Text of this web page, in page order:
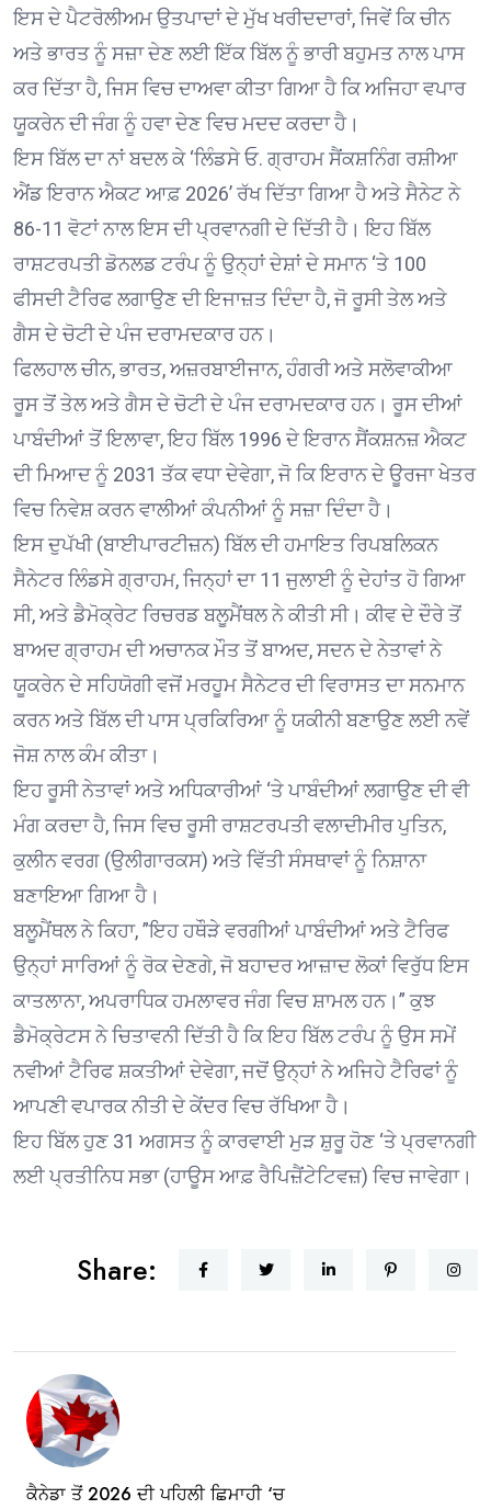
ਇਸ ਦੇ ਪੈਟਰੋਲੀਅਮ ਉਤਪਾਦਾਂ ਦੇ ਮੁੱਖ ਖਰੀਦਦਾਰਾਂ, ਜਿਵੇਂ ਕਿ ਚੀਨ
ਅਤੇ ਭਾਰਤ ਨੂੰ ਸਜ਼ਾ ਦੇਣ ਲਈ ਇੱਕ ਬਿੱਲ ਨੂੰ ਭਾਰੀ ਬਹੁਮਤ ਨਾਲ ਪਾਸ
ਕਰ ਦਿੱਤਾ ਹੈ, ਜਿਸ ਵਿਚ ਦਾਅਵਾ ਕੀਤਾ ਗਿਆ ਹੈ ਕਿ ਅਜਿਹਾ ਵਪਾਰ
ਯੂਕਰੇਨ ਦੀ ਜੰਗ ਨੂੰ ਹਵਾ ਦੇਣ ਵਿਚ ਮਦਦ ਕਰਦਾ ਹੈ।
ਇਸ ਬਿੱਲ ਦਾ ਨਾਂ ਬਦਲ ਕੇ ‘ਲਿੰਡਸੇ ਓ. ਗ੍ਰਾਹਮ ਸੈਂਕਸ਼ਨਿੰਗ ਰਸ਼ੀਆ
ਐਂਡ ਇਰਾਨ ਐਕਟ ਆਫ਼ 2026’ ਰੱਖ ਦਿੱਤਾ ਗਿਆ ਹੈ ਅਤੇ ਸੈਨੇਟ ਨੇ
86-11 ਵੋਟਾਂ ਨਾਲ ਇਸ ਦੀ ਪ੍ਰਵਾਨਗੀ ਦੇ ਦਿੱਤੀ ਹੈ। ਇਹ ਬਿੱਲ
ਰਾਸ਼ਟਰਪਤੀ ਡੋਨਲਡ ਟਰੰਪ ਨੂੰ ਉਨ੍ਹਾਂ ਦੇਸ਼ਾਂ ਦੇ ਸਮਾਨ ‘ਤੇ 100
ਫੀਸਦੀ ਟੈਰਿਫ ਲਗਾਉਣ ਦੀ ਇਜਾਜ਼ਤ ਦਿੰਦਾ ਹੈ, ਜੋ ਰੂਸੀ ਤੇਲ ਅਤੇ
ਗੈਸ ਦੇ ਚੋਟੀ ਦੇ ਪੰਜ ਦਰਾਮਦਕਾਰ ਹਨ।
ਫਿਲਹਾਲ ਚੀਨ, ਭਾਰਤ, ਅਜ਼ਰਬਾਈਜਾਨ, ਹੰਗਰੀ ਅਤੇ ਸਲੋਵਾਕੀਆ
ਰੂਸ ਤੋਂ ਤੇਲ ਅਤੇ ਗੈਸ ਦੇ ਚੋਟੀ ਦੇ ਪੰਜ ਦਰਾਮਦਕਾਰ ਹਨ। ਰੂਸ ਦੀਆਂ
ਪਾਬੰਦੀਆਂ ਤੋਂ ਇਲਾਵਾ, ਇਹ ਬਿੱਲ 1996 ਦੇ ਇਰਾਨ ਸੈਂਕਸ਼ਨਜ਼ ਐਕਟ
ਦੀ ਮਿਆਦ ਨੂੰ 2031 ਤੱਕ ਵਧਾ ਦੇਵੇਗਾ, ਜੋ ਕਿ ਇਰਾਨ ਦੇ ਊਰਜਾ ਖੇਤਰ
ਵਿਚ ਨਿਵੇਸ਼ ਕਰਨ ਵਾਲੀਆਂ ਕੰਪਨੀਆਂ ਨੂੰ ਸਜ਼ਾ ਦਿੰਦਾ ਹੈ।
ਇਸ ਦੁਪੱਖੀ (ਬਾਈਪਾਰਟੀਜ਼ਨ) ਬਿੱਲ ਦੀ ਹਮਾਇਤ ਰਿਪਬਲਿਕਨ
ਸੈਨੇਟਰ ਲਿੰਡਸੇ ਗ੍ਰਾਹਮ, ਜਿਨ੍ਹਾਂ ਦਾ 11 ਜੁਲਾਈ ਨੂੰ ਦੇਹਾਂਤ ਹੋ ਗਿਆ
ਸੀ, ਅਤੇ ਡੈਮੋਕ੍ਰੇਟ ਰਿਚਰਡ ਬਲੂਮੈਂਥਲ ਨੇ ਕੀਤੀ ਸੀ। ਕੀਵ ਦੇ ਦੌਰੇ ਤੋਂ
ਬਾਅਦ ਗ੍ਰਾਹਮ ਦੀ ਅਚਾਨਕ ਮੌਤ ਤੋਂ ਬਾਅਦ, ਸਦਨ ਦੇ ਨੇਤਾਵਾਂ ਨੇ
ਯੂਕਰੇਨ ਦੇ ਸਹਿਯੋਗੀ ਵਜੋਂ ਮਰਹੂਮ ਸੈਨੇਟਰ ਦੀ ਵਿਰਾਸਤ ਦਾ ਸਨਮਾਨ
ਕਰਨ ਅਤੇ ਬਿੱਲ ਦੀ ਪਾਸ ਪ੍ਰਕਿਰਿਆ ਨੂੰ ਯਕੀਨੀ ਬਣਾਉਣ ਲਈ ਨਵੇਂ
ਜੋਸ਼ ਨਾਲ ਕੰਮ ਕੀਤਾ।
ਇਹ ਰੂਸੀ ਨੇਤਾਵਾਂ ਅਤੇ ਅਧਿਕਾਰੀਆਂ ‘ਤੇ ਪਾਬੰਦੀਆਂ ਲਗਾਉਣ ਦੀ ਵੀ
ਮੰਗ ਕਰਦਾ ਹੈ, ਜਿਸ ਵਿਚ ਰੂਸੀ ਰਾਸ਼ਟਰਪਤੀ ਵਲਾਦੀਮੀਰ ਪੁਤਿਨ,
ਕੁਲੀਨ ਵਰਗ (ਉਲੀਗਾਰਕਸ) ਅਤੇ ਵਿੱਤੀ ਸੰਸਥਾਵਾਂ ਨੂੰ ਨਿਸ਼ਾਨਾ
ਬਣਾਇਆ ਗਿਆ ਹੈ।
ਬਲੂਮੈਂਥਲ ਨੇ ਕਿਹਾ, ”ਇਹ ਹਥੌੜੇ ਵਰਗੀਆਂ ਪਾਬੰਦੀਆਂ ਅਤੇ ਟੈਰਿਫ
ਉਨ੍ਹਾਂ ਸਾਰਿਆਂ ਨੂੰ ਰੋਕ ਦੇਣਗੇ, ਜੋ ਬਹਾਦਰ ਆਜ਼ਾਦ ਲੋਕਾਂ ਵਿਰੁੱਧ ਇਸ
ਕਾਤਲਾਨਾ, ਅਪਰਾਧਿਕ ਹਮਲਾਵਰ ਜੰਗ ਵਿਚ ਸ਼ਾਮਲ ਹਨ।” ਕੁਝ
ਡੈਮੋਕ੍ਰੇਟਸ ਨੇ ਚਿਤਾਵਨੀ ਦਿੱਤੀ ਹੈ ਕਿ ਇਹ ਬਿੱਲ ਟਰੰਪ ਨੂੰ ਉਸ ਸਮੇਂ
ਨਵੀਆਂ ਟੈਰਿਫ ਸ਼ਕਤੀਆਂ ਦੇਵੇਗਾ, ਜਦੋਂ ਉਨ੍ਹਾਂ ਨੇ ਅਜਿਹੇ ਟੈਰਿਫਾਂ ਨੂੰ
ਆਪਣੀ ਵਪਾਰਕ ਨੀਤੀ ਦੇ ਕੇਂਦਰ ਵਿਚ ਰੱਖਿਆ ਹੈ।
ਇਹ ਬਿੱਲ ਹੁਣ 31 ਅਗਸਤ ਨੂੰ ਕਾਰਵਾਈ ਮੁੜ ਸ਼ੁਰੂ ਹੋਣ ‘ਤੇ ਪ੍ਰਵਾਨਗੀ
ਲਈ ਪ੍ਰਤੀਨਿਧ ਸਭਾ (ਹਾਊਸ ਆਫ਼ ਰੈਪਿਜ਼ੈਂਟੇਟਿਵਜ਼) ਵਿਚ ਜਾਵੇਗਾ।
Share:
ਕੈਨੇਡਾ ਤੋਂ 2026 ਦੀ ਪਹਿਲੀ ਛਿਮਾਹੀ ‘ਚ